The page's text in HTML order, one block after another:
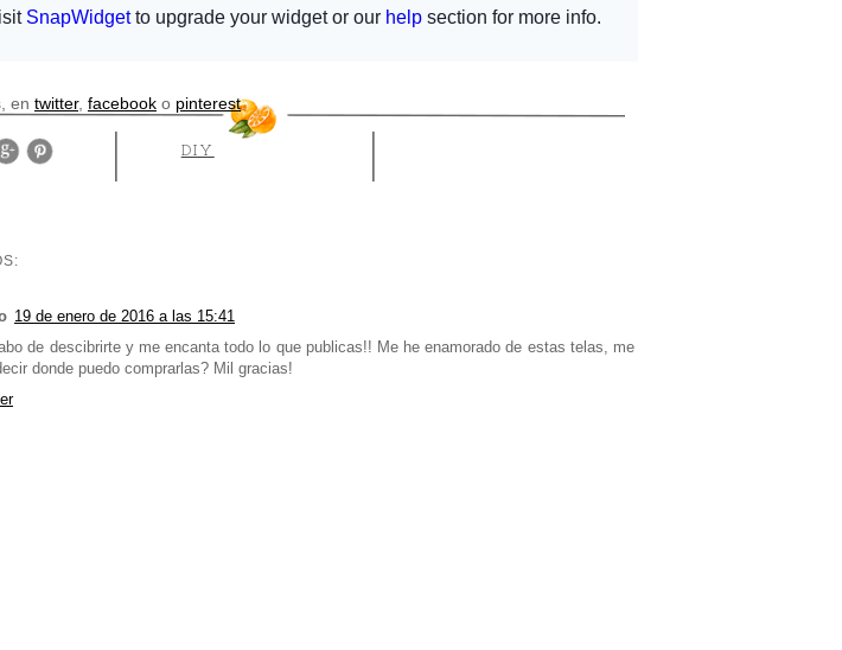
en twitter, facebook o pinterest
DIY
19 de enero de 2016 a las 15:41
de descibrirte y me encanta todo lo que publicas!! Me he enamorado de estas telas, me
donde puedo comprarlas? Mil gracias!